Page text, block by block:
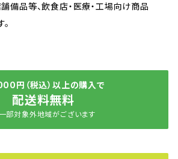
備品等、飲食店・医療・工場向け商品
円（税込）以上の購入で
配送料無料
部対象外地域がございます